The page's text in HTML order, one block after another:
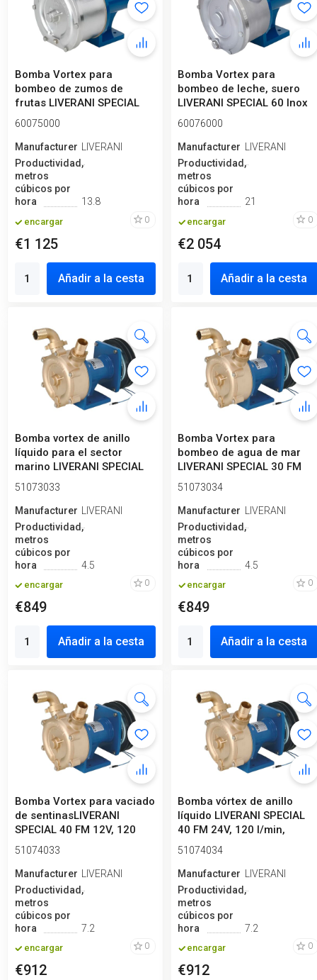
Bomba Vortex para
bombeo de zumos de
frutas LIVERANI SPECIAL
MASTER 2, 230 l/...
60075000
ManufactureroLIVERANI
Productividad,
metros
cúbicos por
hora
13.8
encargar 0
€1 125
Añadir a la cesta
Bomba Vortex para
bombeo de leche, suero
LIVERANI SPECIAL 60 Inox
2, 350 l/mi...
60076000
ManufactureroLIVERANI
Productividad,
metros
cúbicos por
hora
21
encargar 0
€2 054
Añadir a la cesta
Bomba vortex de anillo
líquido para el sector
marino LIVERANI SPECIAL
30 FM 1...
51073033
ManufactureroLIVERANI
Productividad,
metros
cúbicos por
hora
4.5
encargar 0
€849
Añadir a la cesta
Bomba Vortex para
bombeo de agua de mar
LIVERANI SPECIAL 30 FM
24V, 75 l/min,...
51073034
ManufactureroLIVERANI
Productividad,
metros
cúbicos por
hora
4.5
encargar 0
€849
Añadir a la cesta
Bomba Vortex para vaciado
de sentinasLIVERANI
SPECIAL 40 FM 12V, 120
l/min, b...
51074033
Manufacturero
LIVERANI
Productividad,
metros
cúbicos por
hora
7.2
encargar 0
€912
Bomba vórtex de anillo
líquido LIVERANI SPECIAL
40 FM 24V, 120 l/min,
bronce,...
51074034
Manufacturero
LIVERANI
Productividad,
metros
cúbicos por
hora
7.2
encargar 0
€912